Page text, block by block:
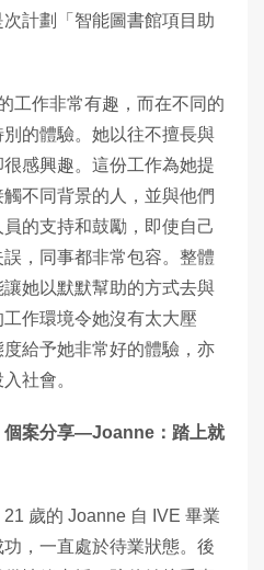
計劃「智能圖書館項目助
工作非常有趣，而在不同的
的體驗。她以往不擅長與
感興趣。這份工作為她提
不同背景的人，並與他們
的支持和鼓勵，即使自己
，同事都非常包容。整體
她以默默幫助的方式去與
作環境令她沒有太大壓
給予她非常好的體驗，亦
社會。
個案分享—Joanne：踏上就
歲的 Joanne 自 IVE 畢業
，一直處於待業狀態。後